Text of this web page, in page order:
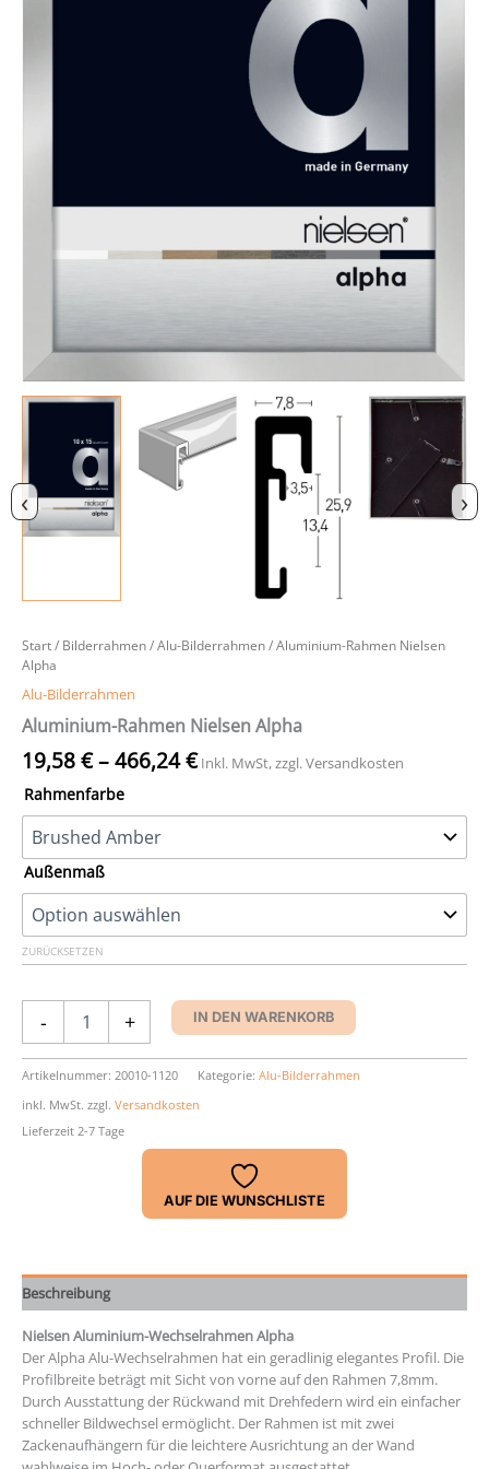
‹ ›
Start/ Bilderrahmen/Alu-Bilderrahmen/ Aluminium-Rahmen Nielsen
Alpha
Alu-Bilderrahmen
Aluminium-Rahmen Nielsen Alpha
19,58€–466,24€ Inkl. MwSt, zzgl. Versandkosten
Rahmenfarbe
Außenmaß
ZURÜCKSETZEN
-
Rahmen
Nielsen
Alpha
Menge
+ IN DEN WARENKORB
Artikelnummer: 20010-1120 Kategorie: Alu-Bilderrahmen
inkl. MwSt. zzgl. Versandkosten
Lieferzeit 2-7 Tage
AUF DIE WUNSCHLISTE
Beschreibung
Nielsen Aluminium-Wechselrahmen Alpha
Der Alpha Alu-Wechselrahmen hat ein geradlinig elegantes Profil. Die
Profilbreite beträgt mit Sicht von vorne auf den Rahmen 7,8mm.
Durch Ausstattung der Rückwand mit Drehfedern wird ein einfacher
schneller Bildwechsel ermöglicht. Der Rahmen ist mit zwei
Zackenaufhängern für die leichtere Ausrichtung an der Wand